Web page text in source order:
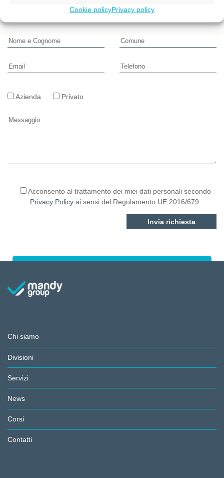
Cookie policyPrivacy policy
info@mandygroup.it
Azienda Privato
Acconsento al trattamento dei miei dati personali secondo
Privacy Policy ai sensi del Regolamento UE 2016/679.
Chi siamo
Divisioni
Servizi
News
Corsi
Contatti